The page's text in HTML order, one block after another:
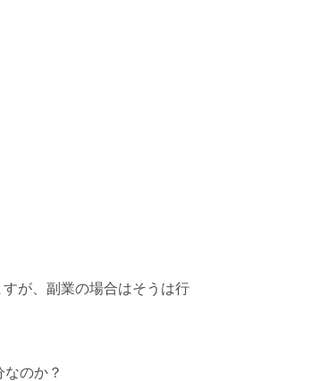
が、副業の場合はそうは行
のか？